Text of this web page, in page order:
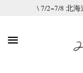
\ 7/2~7/8 北